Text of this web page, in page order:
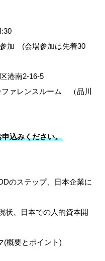
加 (会場参加は先着30
港南2-16-5
レンスルーム （品川
申込みください。
のステップ、日本企業に
状、日本での人的資本開
(概要とポイント)